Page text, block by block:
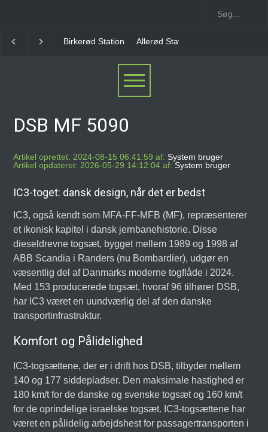
Allerød Station Favrholm Station
DSB MF 5090
Artikel oprettet: 2024-08-15 06:41:59 af: System bruger
Artikel opdateret: 2026-05-29 14:12:04 af: System bruger
IC3-toget: dansk design, når det er bedst
IC3, også kendt som MFA-FF-MFB (MF), repræsenterer
et ikonisk kapitel i dansk jernbanehistorie. Disse
dieseldrevne togsæt, bygget mellem 1989 og 1998 af
ABB Scandia i Randers (nu Bombardier), udgør en
væsentlig del af Danmarks moderne togflåde i 2024.
Med 153 producerede togsæt, hvoraf 96 tilhører DSB,
har IC3 været en uundværlig del af den danske
transportinfrastruktur.
Komfort og Pålidelighed
IC3-togsættene, der er i drift hos DSB, tilbyder mellem
140 og 177 siddepladser. Den maksimale hastighed er
180 km/t for de danske og svenske togsæt og 160 km/t
for de oprindelige israelske togsæt. IC3-togsættene har
været en pålidelig arbejdshest for passagertransporten i